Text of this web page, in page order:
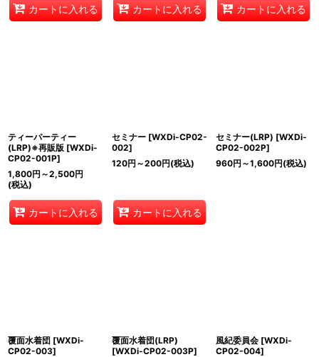
カートに入れる カートに入れる カートに入れる
ティーパーティー
(LRP)※再販版 [WXDi-
CP02-001P]
1,800円 ～2,500円
(税込)
カートに入れる
セミナー [WXDi-CP02-
002]
120円 ～200円(税込)
カートに入れる
セミナー(LRP) [WXDi-
CP02-002P]
960円 ～1,600円(税込)
覆面水着団 [WXDi-
CP02-003]
覆面水着団(LRP)
[WXDi-CP02-003P]
風紀委員会 [WXDi-
CP02-004]